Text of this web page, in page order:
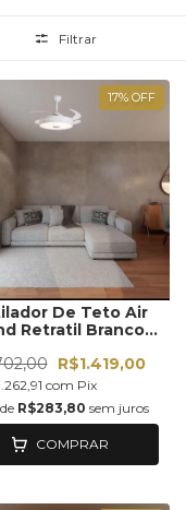
Filtrar
17% OFF
De Teto Air
Retratil Branco
R$1.419,00
com Pix
R$283,80 sem juros
COMPRAR